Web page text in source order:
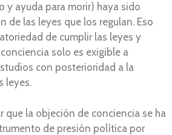
y ayuda para morir) haya sido
de las leyes que los regulan. Eso
de cumplir las leyes y
solo es exigible a
con posterioridad a la
leyes.
que la objeción de conciencia se ha
de presión política por